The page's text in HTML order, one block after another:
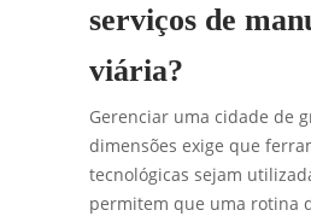
serviços de
viária?
Gerenciar uma cidade de
dimensões exige que
tecnológicas sejam
permitem que uma rotina